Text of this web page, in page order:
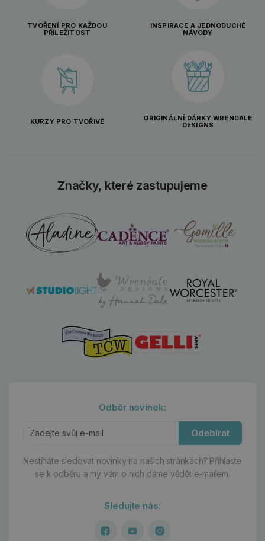
TVOŘENÍ PRO KAŽDOU
PŘÍLEŽITOST
INSPIRACE A JEDNODUCHÉ
NÁVODY
KURZY PRO TVOŘIVÉ
ORIGINÁLNÍ DÁRKY WRENDALE
DESIGNS
Značky, které zastupujeme
Odběr novinek:
Odebírat
Nestíháte sledovat novinky na našich stránkách? Přihlaste
se k odběru a my vám o nich dáme vědět e-mailem.
Sledujte nás: